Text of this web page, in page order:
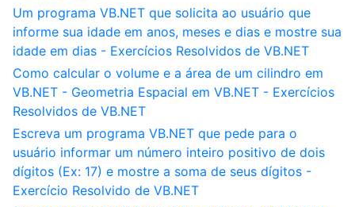
Um programa VB.NET que solicita ao usuário que
informe sua idade em anos, meses e dias e mostre sua
idade em dias - Exercícios Resolvidos de VB.NET
Como calcular o volume e a área de um cilindro em
VB.NET - Geometria Espacial em VB.NET - Exercícios
Resolvidos de VB.NET
Escreva um programa VB.NET que pede para o
usuário informar um número inteiro positivo de dois
dígitos (Ex: 17) e mostre a soma de seus dígitos -
Exercício Resolvido de VB.NET